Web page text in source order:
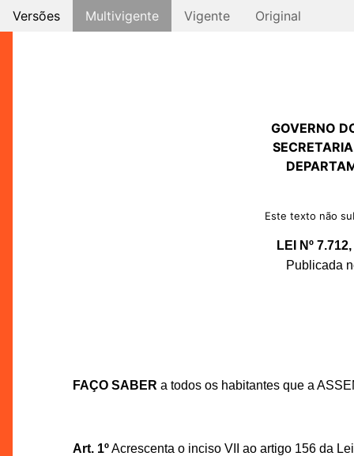
Versões Multivigente Vigente Original
GOVERNO
Este texto não
LEI Nº
Publicada
FAÇO SABER a todos os habitantes que a
Art. 1ºAcrescenta o inciso VII ao artigo 156 da